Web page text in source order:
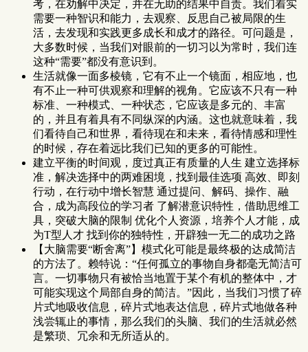
考，在劝解中决定，并在无助的结果中自责。我们着实
需要一种智识和能力，去观察、反思自己被局限的生
活，去发现和实践更多成长和成才的路径。可问题是，
大多数时候，当我们对眼前的一切习以为常时，我们连
这种“需要”都没有意识到。
生活就像一面多棱镜，它有不止一个镜面，相应地，也
有不止一种可供观察和理解的视角。它应该不只有一种
标准、一种模式、一种状态，它应该是多元的、丰富
的，并且有着具有不同纵深的内涵。这也就意味着，我
们看待自己和世界，看待现在和未来，看待情感和理性
的时候，存在着远比我们已知的更多的可能性。
建立平衡的时间观，度过真正有质量的人生 建立选择标
准，解决选择中的两难困境，找到最佳选项 高效、即刻
行动，在行动中增长智慧 通过提问、解码、操作、融
合，成为高段位的学习者 了解潜意识特性，借助思维工
具，突破大脑的限制 优化个人资源，培养个人才能，成
为T型人才 找到你的独特性，开辟独一无二的成功之路
【大脑需要“断舍离”】模式化可能是最终极的达成简洁
的方法了。赖特说：“任何孤立的事物自身都毫无简洁可
言。一切事物只有被恰当地置于某个有机的整体中，才
可能实现这个局部自身的简洁。”因此，当我们习惯了碎
片式地吸收信息，碎片式地表达信息，碎片式地做各种
浅尝辄止的事情，那么我们的头脑、我们的生活就必然
是繁琐、冗余和无所适从的。